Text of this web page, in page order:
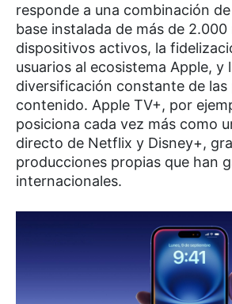
responde a una combinación
base instalada de más de 2.000
dispositivos activos, la
usuarios al ecosistema Apple, y
diversificación constante de las
contenido. Apple TV+, por
posiciona cada vez más como
directo de Netflix y Disney+,
producciones propias que han
internacionales.